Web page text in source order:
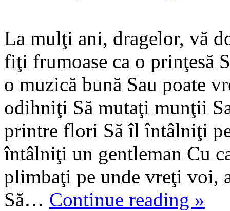
La mulţi ani, dragelor, vă
fiţi frumoase ca o prinţesă
o muzică bună Sau poate
odihniţi Să mutaţi munţii
printre flori Să îl întâlniţi
întâlniţi un gentleman Cu
plimbaţi pe unde vreţi voi,
Să… Continue reading »